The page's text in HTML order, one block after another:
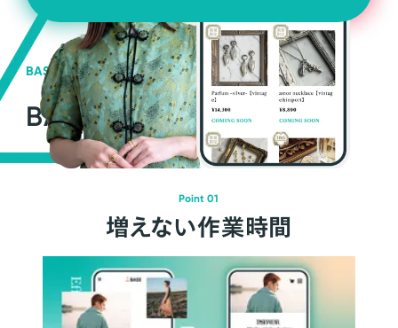
BASEの強み
BASEが強い3つの理由
Point 01
増えない作業時間